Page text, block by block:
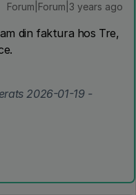
Forum|Forum|3 years ago
din faktura hos Tre,
2026-01-19 -